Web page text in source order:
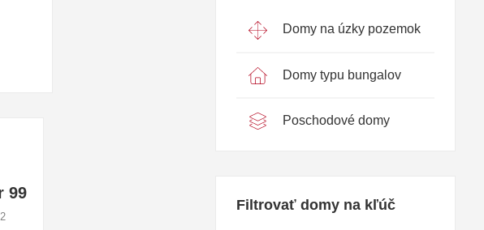
99
2
Domy na úzky pozemok
Domy typu bungalov
Poschodové domy
Filtrovať domy na kľúč